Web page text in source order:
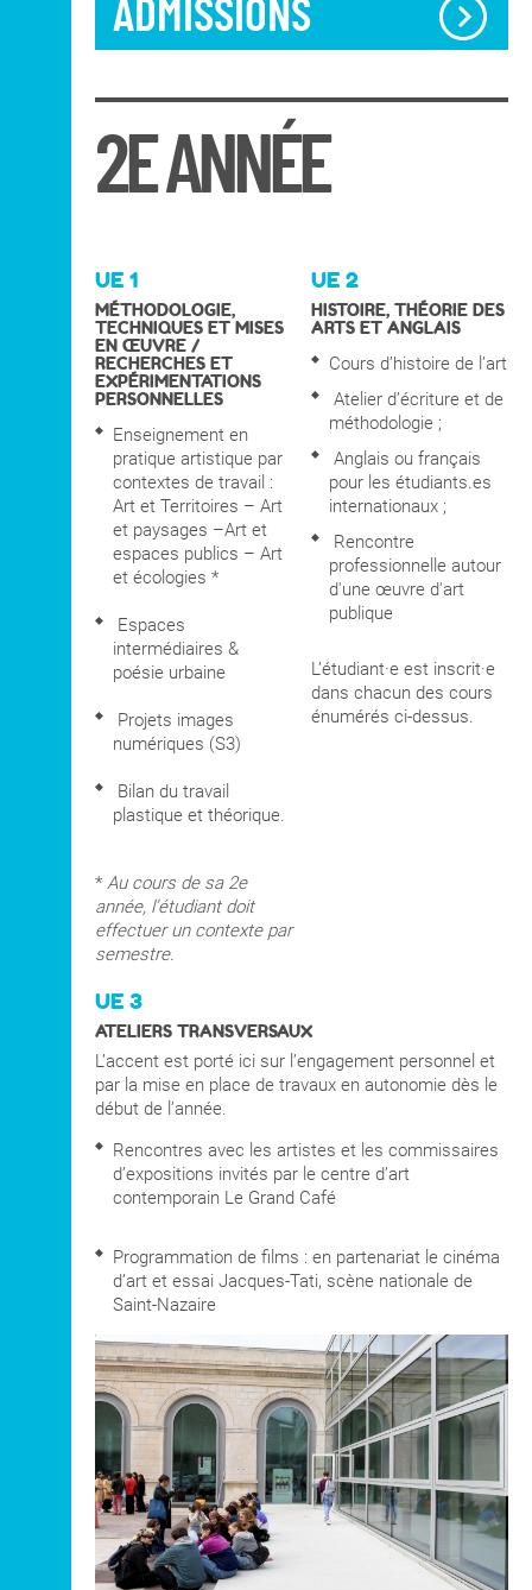
La première année propose un enseignement
généraliste dans le domaine des beaux-arts
Objectifs principaux :
documentation,
– Développer une capacité d'analyse et de
recherches ;
– S’adapter aux pluralités d’approches
pédagogiques proposées ;
– Savoir aborder et produire dans des
contextes de travail tels que la ville, le paysage,
l’espace public
– S'ajuster aux pluralités d'approches
proposées dans la maquette pédagogique;
– Renforcer et accompagner le projet
d'orientation de l'étudiant.
ADMISSIONS
2E ANNÉE
UE 1
MÉTHODOLOGIE,
TECHNIQUES ET MISES
EN ŒUVRE /
RECHERCHES ET
EXPÉRIMENTATIONS
PERSONNELLES
Enseignement en
pratique artistique par
contextes de travail :
Art et Territoires – Art
et paysages –Art et
espaces publics – Art
et écologies *
Espaces
intermédiaires &
poésie urbaine
Projets images
numériques (S3)
Bilan du travail
plastique et théorique.
* Au cours de sa 2e
année, l’étudiant doit
effectuer un contexte par
semestre.
UE 2
HISTOIRE, THÉORIE DES
ARTS ET ANGLAIS
Cours d’histoire de l’art
Atelier d’écriture et de
méthodologie ;
Anglais ou français
pour les étudiants.es
internationaux ;
Rencontre
professionnelle autour
d'une œuvre d'art
publique
L’étudiant·e est inscrit·e
dans chacun des cours
énumérés ci-dessus.
UE 3
ATELIERS TRANSVERSAUX
L’accent est porté ici sur l’engagement personnel et
par la mise en place de travaux en autonomie dès le
début de l’année.
Rencontres avec les artistes et les commissaires
d’expositions invités par le centre d’art
contemporain Le Grand Café
Programmation de films : en partenariat le cinéma
d’art et essai Jacques-Tati, scène nationale de
Saint-Nazaire